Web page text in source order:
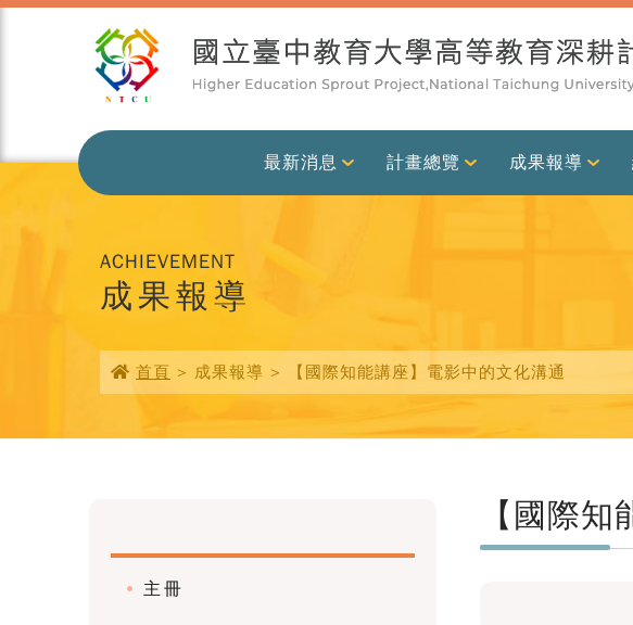
最新消息 計畫總覽 成果報導
ACHIEVEMENT
成果報導
首頁 > 成果報導 > 【國際知能講座】電影中的文化溝通
主冊
【國際